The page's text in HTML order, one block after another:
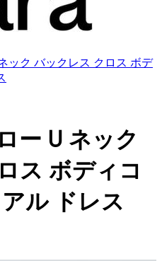
ック バックレス クロス ボデ
ー U ネック
ス ボディコ
ル ドレス